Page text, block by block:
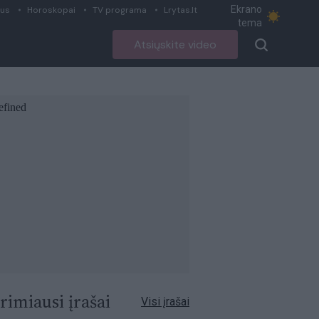
Horoskopai TV programa Lrytas.lt
Ekrano
tema
Atsiųskite video
įrašai Visi įrašai